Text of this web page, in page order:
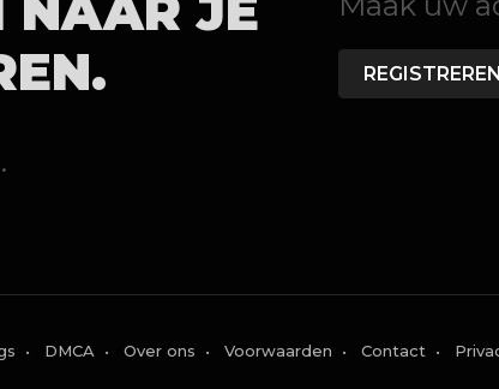
• DMCA •Over ons •Voorwaarden •Contact •